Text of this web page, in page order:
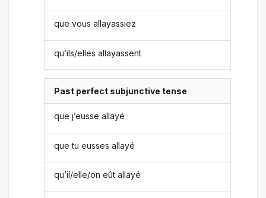
que vous allayassiez
qu’ils/elles allayassent
Past perfect subjunctive tense
que j’eusse allayé
que tu eusses allayé
qu’il/elle/on eût allayé